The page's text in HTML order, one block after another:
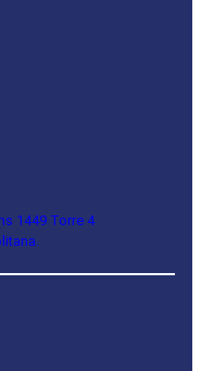
1449 Torre 4